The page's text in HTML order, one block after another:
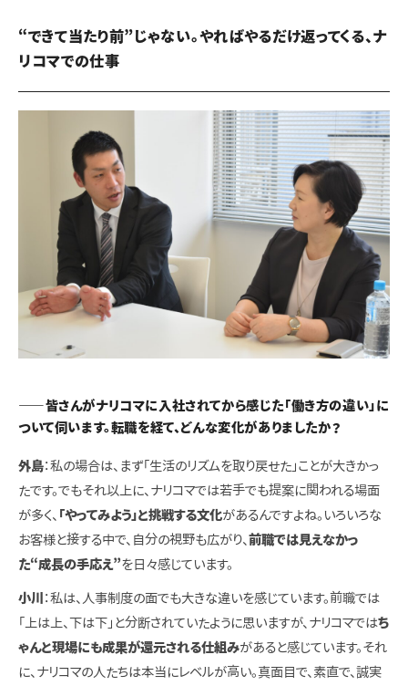
“できて当たり前”じゃない。やればやるだけ返ってくる、ナ
リコマでの仕事
――皆さんがナリコマに入社されてから感じた「働き方の違い」に
ついて伺います。転職を経て、どんな変化がありましたか？
外島：私の場合は、まず「生活のリズムを取り戻せた」ことが大きかっ
たです。でもそれ以上に、ナリコマでは若手でも提案に関われる場面
が多く、 「やってみよう」と挑戦する文化があるんですよね。いろいろな
お客様と接する中で、自分の視野も広がり、 前職では見えなかっ
た“成長の手応え”を日々感じています。
小川
：私は、人事制度の面でも大きな違いを感じています。前職では
「上は上、下は下」と分断されていたように思いますが、ナリコマではち
ゃんと現場にも成果が還元される仕組みがあると感じています。それ
に、ナリコマの人たちは本当にレベルが高い。真面目で、素直で、誠実